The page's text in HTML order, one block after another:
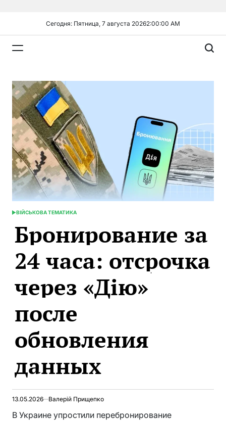
Сегодня: Пятница, 7 августа 20262:00:00 AM
ОПУБЛИКОВАНО
ВІЙСЬКОВА ТЕМАТИКА
Бронирование за
24 часа: отсрочка
через «Дію»
после
обновления
данных
13.05.2026 Валерій Прищепко
В Украине упростили перебронирование